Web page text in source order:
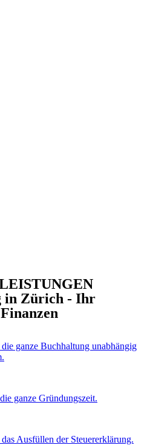
in Zürich - Ihr
ganze Buchhaltung unabhängig
ganze Gründungszeit.
Ausfüllen der Steuererklärung.